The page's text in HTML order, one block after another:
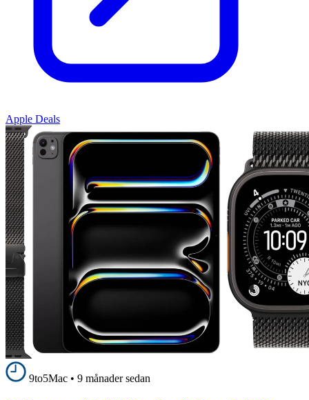
Apple Deals
9to5Mac • 9 månader sedan